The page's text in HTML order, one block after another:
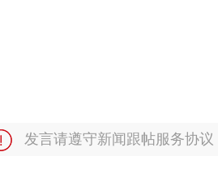
发言请遵守新闻跟帖服务协议